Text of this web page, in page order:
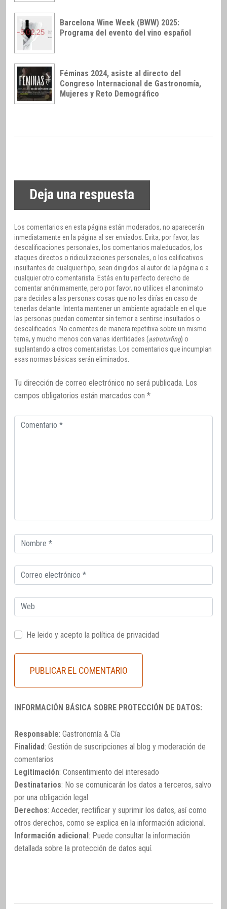
Barcelona Wine Week (BWW) 2025:
Programa del evento del vino español
Féminas 2024, asiste al directo del
Congreso Internacional de Gastronomía,
Mujeres y Reto Demográfico
Deja una respuesta
Los comentarios en esta página están moderados, no aparecerán
inmediatamente en la página al ser enviados. Evita, por favor, las
descalificaciones personales, los comentarios maleducados, los
ataques directos o ridiculizaciones personales, o los calificativos
insultantes de cualquier tipo, sean dirigidos al autor de la página o a
cualquier otro comentarista. Estás en tu perfecto derecho de
comentar anónimamente, pero por favor, no utilices el anonimato
para decirles a las personas cosas que no les dirías en caso de
tenerlas delante. Intenta mantener un ambiente agradable en el que
las personas puedan comentar sin temor a sentirse insultados o
descalificados. No comentes de manera repetitiva sobre un mismo
tema, y mucho menos con varias identidades (astroturfing) o
suplantando a otros comentaristas. Los comentarios que incumplan
esas normas básicas serán eliminados.
Tu dirección de correo electrónico no será publicada. Los
campos obligatorios están marcados con *
Comentario
Correo
electrónico
Correo
electrónico
Web
He leido y acepto la política de privacidad
INFORMACIÓN BÁSICA SOBRE PROTECCIÓN DE DATOS:
Responsable: Gastronomía & Cía
Finalidad: Gestión de suscripciones al blog y moderación de
comentarios
Legitimación: Consentimiento del interesado
Destinatarios: No se comunicarán los datos a terceros, salvo
por una obligación legal.
Derechos: Acceder, rectificar y suprimir los datos, así como
otros derechos, como se explica en la información adicional.
Información adicional: Puede consultar la información
detallada sobre la protección de datos aquí.